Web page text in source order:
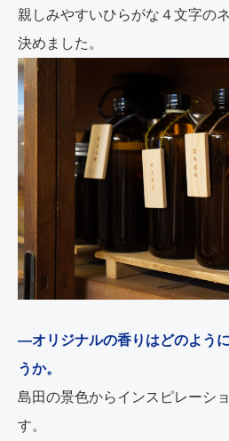
親しみやすいひらがな４文字の
決めました。
―オリジナルの香りはどのよう
うか。
島田の景色からインスピレーシ
す。